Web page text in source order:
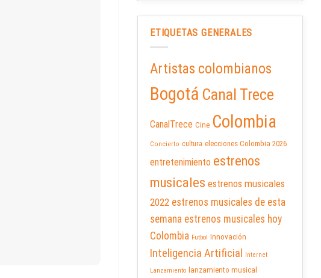
ETIQUETAS GENERALES
Artistas colombianos
Bogotá Canal Trece
CanalTrece Cine Colombia
Concierto cultura elecciones Colombia 2026
entretenimiento estrenos
musicales estrenos musicales
2022 estrenos musicales de esta
semana estrenos musicales hoy
Colombia Futbol Innovación
Inteligencia Artificial
Internet
Lanzamiento
lanzamiento musical